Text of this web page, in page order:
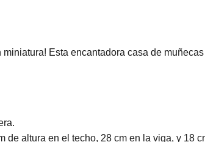
Esta encantadora casa de
altura en el techo, 28 cm en la viga, y 18